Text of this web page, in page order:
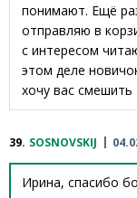
понимают. Ещё
отправляю в
с интересом
этом деле
хочу вас смешить
39. SOSNOVSKIJ
Ирина, спасибо